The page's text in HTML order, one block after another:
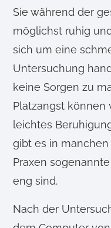
Sie während der
möglichst ruhig
sich um eine
Untersuchung
keine Sorgen zu
Platzangst können
leichtes
gibt es in
Praxen
eng sind.
Nach der